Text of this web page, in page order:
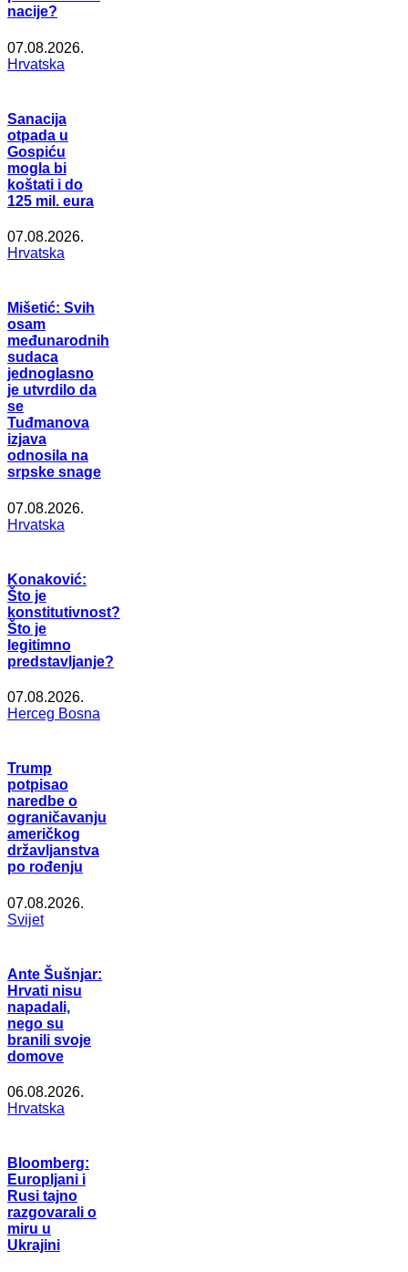
nacije?
07.08.2026.
Hrvatska
Sanacija
otpada u
Gospiću
mogla bi
koštati i do
125 mil. eura
07.08.2026.
Hrvatska
Mišetić: Svih
osam
međunarodnih
sudaca
jednoglasno
je utvrdilo da
se
Tuđmanova
izjava
odnosila na
srpske snage
07.08.2026.
Hrvatska
Konaković:
Što je
konstitutivnost?
Što je
legitimno
predstavljanje?
07.08.2026.
Herceg Bosna
Trump
potpisao
naredbe o
ograničavanju
američkog
državljanstva
po rođenju
07.08.2026.
Svijet
Ante Šušnjar:
Hrvati nisu
napadali,
nego su
branili svoje
domove
06.08.2026.
Hrvatska
Bloomberg:
Europljani i
Rusi tajno
razgovarali o
miru u
Ukrajini